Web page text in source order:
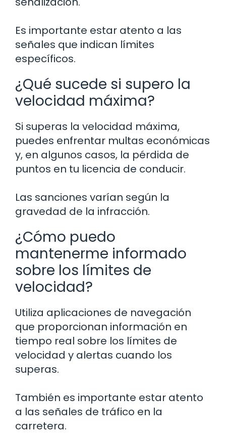
Es importante estar atento a las
señales que indican límites
específicos.
¿Qué sucede si supero la
velocidad máxima?
Si superas la velocidad máxima,
puedes enfrentar multas económicas
y, en algunos casos, la pérdida de
puntos en tu licencia de conducir.
Las sanciones varían según la
gravedad de la infracción.
¿Cómo puedo
mantenerme informado
sobre los límites de
velocidad?
Utiliza aplicaciones de navegación
que proporcionan información en
tiempo real sobre los límites de
velocidad y alertas cuando los
superas.
También es importante estar atento
a las señales de tráfico en la
carretera.